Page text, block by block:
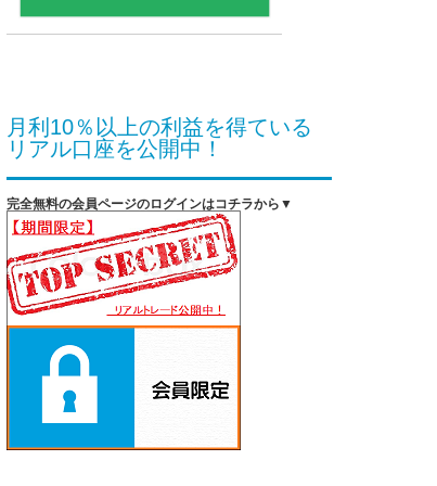
月利10％以上の利益を得ている
リアル口座を公開中！
完全無料の会員ページのログインはコチラから▼